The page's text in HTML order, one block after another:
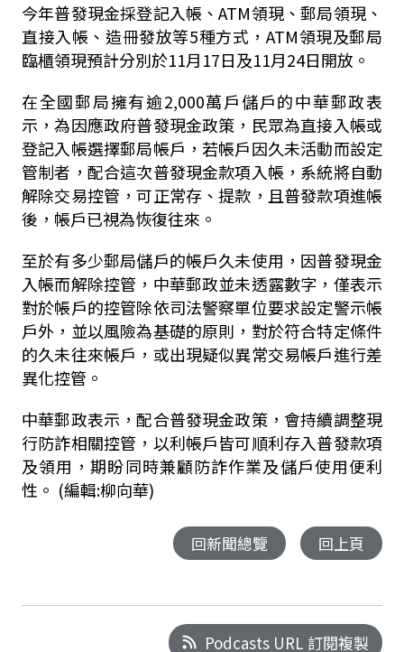
今年普發現金採登記入帳、ATM領現、郵局領現、
直接入帳、造冊發放等5種方式，ATM領現及郵局
臨櫃領現預計分別於11月17日及11月24日開放。
在全國郵局擁有逾2,000萬戶儲戶的中華郵政表
示，為因應政府普發現金政策，民眾為直接入帳或
登記入帳選擇郵局帳戶，若帳戶因久未活動而設定
管制者，配合這次普發現金款項入帳，系統將自動
解除交易控管，可正常存、提款，且普發款項進帳
後，帳戶已視為恢復往來。
至於有多少郵局儲戶的帳戶久未使用，因普發現金
入帳而解除控管，中華郵政並未透露數字，僅表示
對於帳戶的控管除依司法警察單位要求設定警示帳
戶外，並以風險為基礎的原則，對於符合特定條件
的久未往來帳戶，或出現疑似異常交易帳戶進行差
異化控管。
中華郵政表示，配合普發現金政策，會持續調整現
行防詐相關控管，以利帳戶皆可順利存入普發款項
及領用，期盼同時兼顧防詐作業及儲戶使用便利
性。 (編輯:柳向華)
回新聞總覽 回上頁
Podcasts URL 訂閱複製